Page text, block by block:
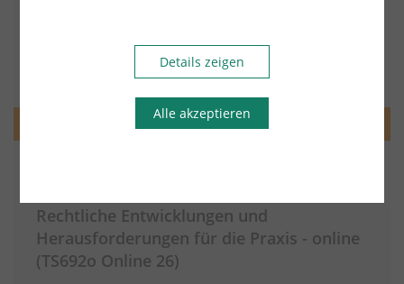
Miet- und Wohnungseigentumsrecht
Rechtliche Entwicklungen und
Herausforderungen für die Praxis - online
(TS692o Online 26)
Details zeigen
Alle akzeptieren